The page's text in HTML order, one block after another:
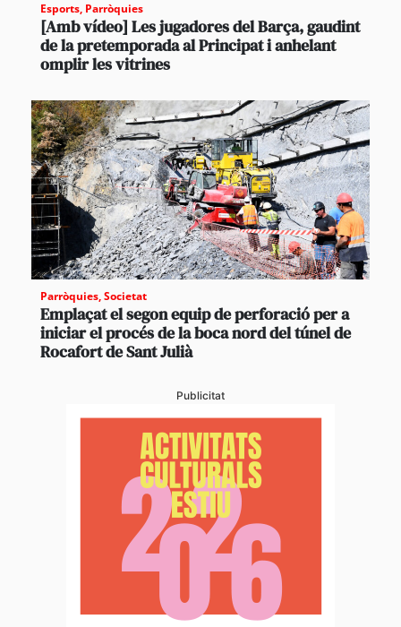
Esports, Parròquies
[Amb vídeo] Les jugadores del Barça, gaudint
de la pretemporada al Principat i anhelant
omplir les vitrines
Parròquies,Societat
Emplaçat el segon equip de perforació per a
iniciar el procés de la boca nord del túnel de
Rocafort de Sant Julià
Publicitat